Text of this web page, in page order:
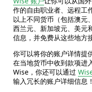
作的自由职业者、远程工
以上不同货币（包括澳元
西兰元、新加坡元、美元
信息，并免费从这些地方
你可以将你的账户详情提
在当地货币中收到款项进
Wise，你还可以通过
输入冗长的账户详细信息！